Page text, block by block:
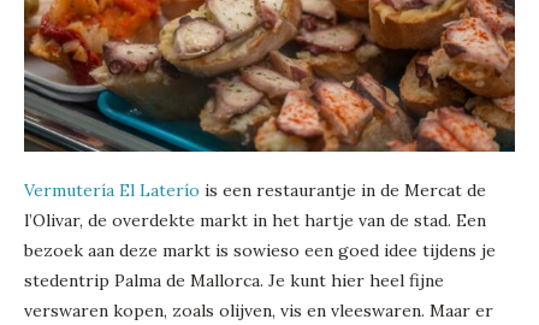
Vermutería El Laterío is een restaurantje in de Mercat de
l’Olivar, de overdekte markt in het hartje van de stad. Een
bezoek aan deze markt is sowieso een goed idee tijdens je
stedentrip Palma de Mallorca. Je kunt hier heel fijne
verswaren kopen, zoals olijven, vis en vleeswaren. Maar er